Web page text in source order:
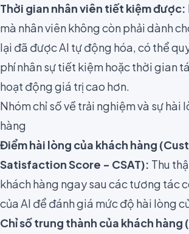
Thời gian nhân viên tiết kiệm được:
mà nhân viên không còn phải dành
lại đã được AI tự động hóa, có thể
phí nhân sự tiết kiệm hoặc thời gian
hoạt động giá trị cao hơn.
Nhóm chỉ số về trải nghiệm và sự hài
hàng
Điểm hài lòng của khách hàng
Satisfaction Score - CSAT): Thu
khách hàng ngay sau các tương tác
của AI để đánh giá mức độ hài lòng
Chỉ số trung thành của khách hàng